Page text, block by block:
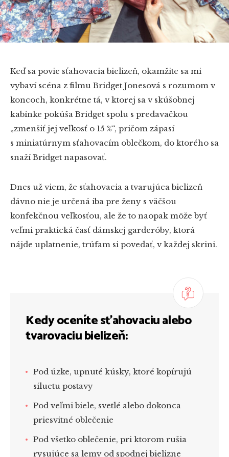
Keď sa povie sťahovacia bielizeň, okamžite sa mi
vybaví scéna z filmu Bridget Jonesová s rozumom v
koncoch, konkrétne tá, v ktorej sa v skúšobnej
kabínke pokúša Bridget spolu s predavačkou
„zmenšiť jej veľkosť o 15 %“, pričom zápasí
s miniatúrnym sťahovacím oblečkom, do ktorého sa
snaží Bridget napasovať.
Dnes už viem, že sťahovacia a tvarujúca bielizeň
dávno nie je určená iba pre ženy s väčšou
konfekčnou veľkosťou, ale že to naopak môže byť
veľmi praktická časť dámskej garderóby, ktorá
nájde uplatnenie, trúfam si povedať, v každej skrini.
Kedy oceníte sťahovaciu alebo
tvarovaciu bielizeň:
Pod úzke, upnuté kúsky, ktoré kopírujú
siluetu postavy
Pod veľmi biele, svetlé alebo dokonca
priesvitné oblečenie
Pod všetko oblečenie, pri ktorom rušia
rysujúce sa lemy od spodnej bielizne